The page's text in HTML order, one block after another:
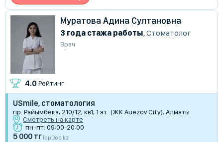
Муратова Адина Султановна
3 года стажа работы Стоматолог
Врач
4.0 Рейтинг
USmile, стоматология
пр. Райымбека, 210/12, кв1, 1 эт. (ЖК Auezov City), Алматы
Смотреть на карте
пн-пт: 09:00-20:00
5 000 тгTopDoc.kz